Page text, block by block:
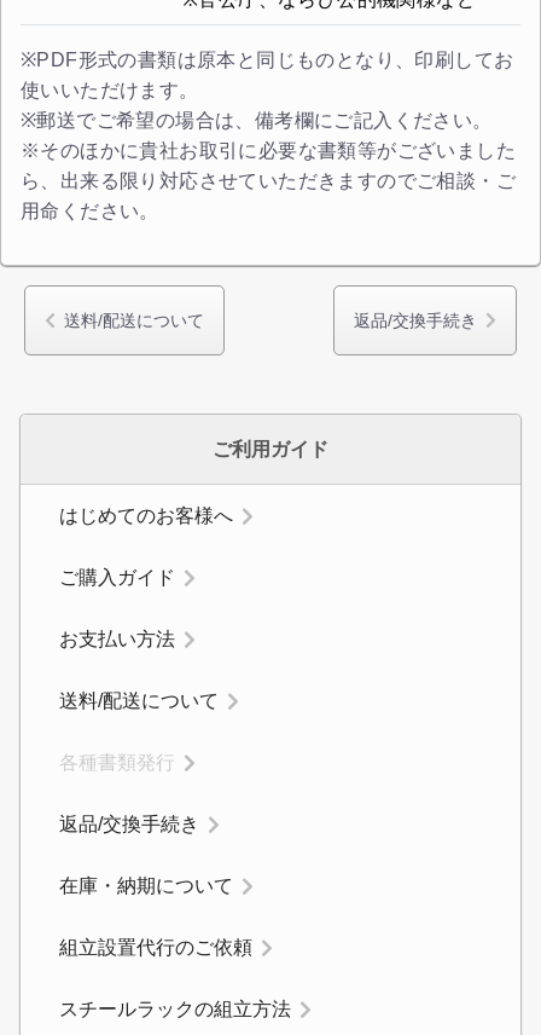
ご利用ガイド
はじめてのお客様へ
ご購入ガイド
お支払い方法
送料/配送について
各種書類発行
返品/交換手続き
在庫・納期について
組立設置代行のご依頼
スチールラックの組立方法
※PDF形式の書類は原本と同じものとなり、印刷してお
使いいただけます。
※郵送でご希望の場合は、備考欄にご記入ください。
※そのほかに貴社お取引に必要な書類等がございました
ら、出来る限り対応させていただきますのでご相談・ご
用命ください。
返品/交換手続き
送料/配送について
たします！
ます(安心保証付き)